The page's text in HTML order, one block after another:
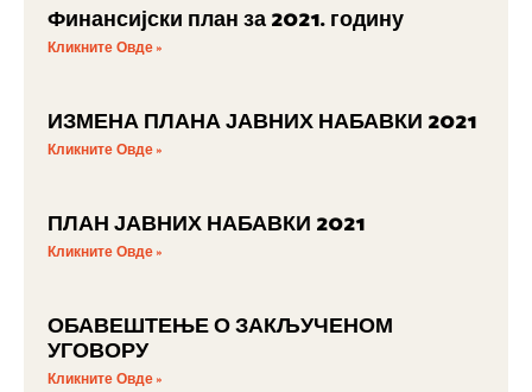
Финансијски план за 2021. годину
Кликните Овде »
ИЗМЕНА ПЛАНА ЈАВНИХ НАБАВКИ 2021
Кликните Овде »
ПЛАН ЈАВНИХ НАБАВКИ 2021
Кликните Овде »
ОБАВЕШТЕЊЕ О ЗАКЉУЧЕНОМ
УГОВОРУ
Кликните Овде »